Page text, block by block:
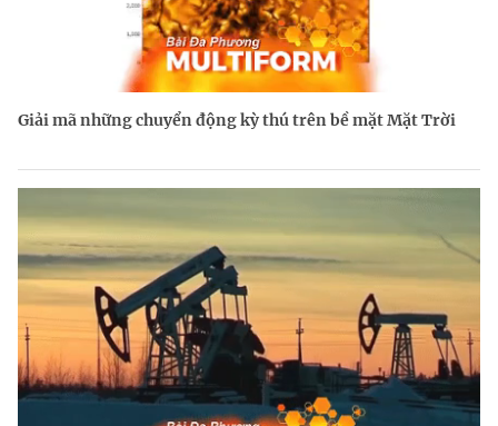
Giải mã những chuyển động kỳ thú trên bề mặt Mặt Trời